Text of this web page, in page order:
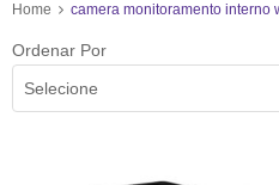
Home camera monitoramento interno
Ordenar Por
Selecione